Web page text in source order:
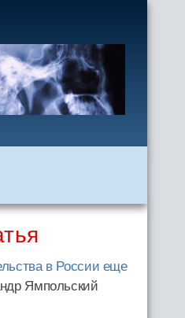
в России еще
Ямпольский